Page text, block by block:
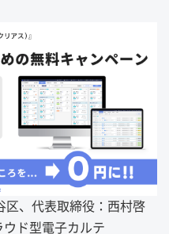
区、代表取締役：西村啓
ド型電子カルテ